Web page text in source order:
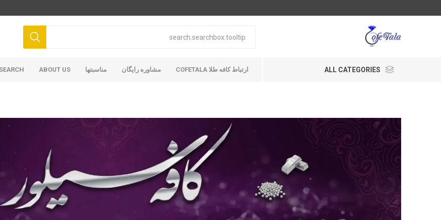
ALL CATEGORIES ارتباط کافه طلا COFETALA مشاوره رایگان مناسبتها ABOUT US
SEARCH